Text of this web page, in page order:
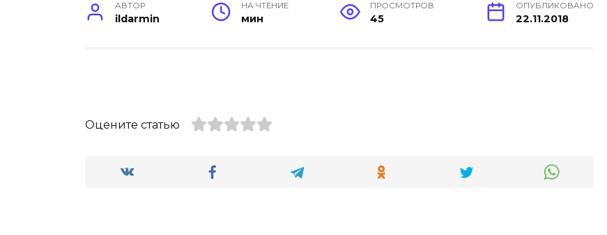
АВТОР
ildarmin
НА ЧТЕНИЕ
мин
ПРОСМОТРОВ
45
ОПУБЛИКОВАНО
22.11.2018
Оцените статью